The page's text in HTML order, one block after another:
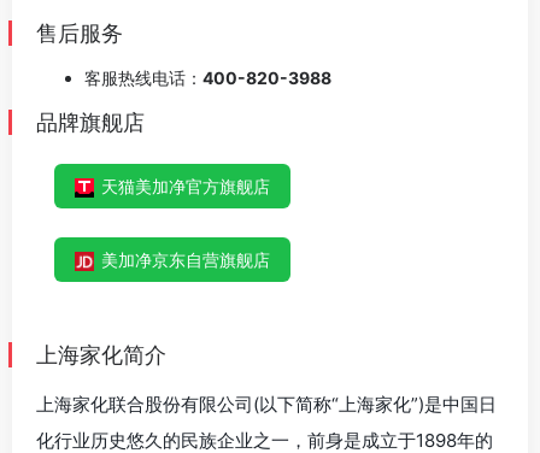
售后服务
客服热线电话： 400-820-3988
品牌旗舰店
天猫美加净官方旗舰店
美加净京东自营旗舰店
上海家化简介
上海家化联合股份有限公司(以下简称“上海家化”)是中国日
化行业历史悠久的民族企业之一，前身是成立于1898年的